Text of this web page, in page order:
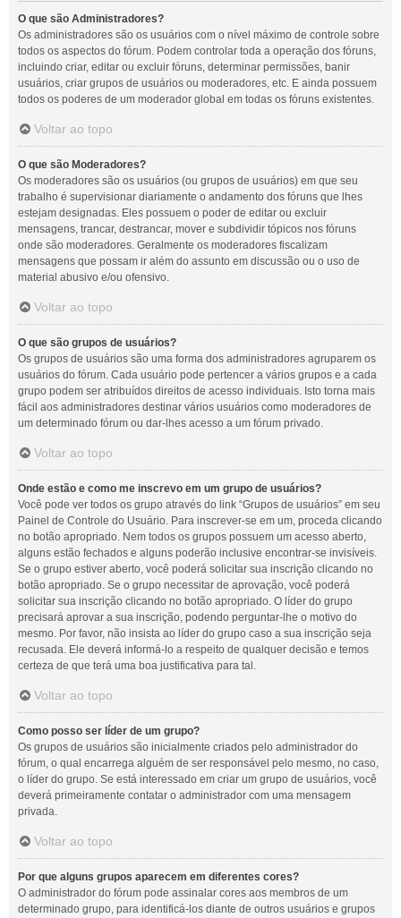
O que são Administradores?
Os administradores são os usuários com o nível máximo de controle sobre
todos os aspectos do fórum. Podem controlar toda a operação dos fóruns,
incluindo criar, editar ou excluir fóruns, determinar permissões, banir
usuários, criar grupos de usuários ou moderadores, etc. E ainda possuem
todos os poderes de um moderador global em todas os fóruns existentes.
Voltar ao topo
O que são Moderadores?
Os moderadores são os usuários (ou grupos de usuários) em que seu
trabalho é supervisionar diariamente o andamento dos fóruns que lhes
estejam designadas. Eles possuem o poder de editar ou excluir
mensagens, trancar, destrancar, mover e subdividir tópicos nos fóruns
onde são moderadores. Geralmente os moderadores fiscalizam
mensagens que possam ir além do assunto em discussão ou o uso de
material abusivo e/ou ofensivo.
Voltar ao topo
O que são grupos de usuários?
Os grupos de usuários são uma forma dos administradores agruparem os
usuários do fórum. Cada usuário pode pertencer a vários grupos e a cada
grupo podem ser atribuídos direitos de acesso individuais. Isto torna mais
fácil aos administradores destinar vários usuários como moderadores de
um determinado fórum ou dar-lhes acesso a um fórum privado.
Voltar ao topo
Onde estão e como me inscrevo em um grupo de usuários?
Você pode ver todos os grupo através do link “Grupos de usuários” em seu
Painel de Controle do Usuário. Para inscrever-se em um, proceda clicando
no botão apropriado. Nem todos os grupos possuem um acesso aberto,
alguns estão fechados e alguns poderão inclusive encontrar-se invisíveis.
Se o grupo estiver aberto, você poderá solicitar sua inscrição clicando no
botão apropriado. Se o grupo necessitar de aprovação, você poderá
solicitar sua inscrição clicando no botão apropriado. O líder do grupo
precisará aprovar a sua inscrição, podendo perguntar-lhe o motivo do
mesmo. Por favor, não insista ao líder do grupo caso a sua inscrição seja
recusada. Ele deverá informá-lo a respeito de qualquer decisão e temos
certeza de que terá uma boa justificativa para tal.
Voltar ao topo
Como posso ser líder de um grupo?
Os grupos de usuários são inicialmente criados pelo administrador do
fórum, o qual encarrega alguém de ser responsável pelo mesmo, no caso,
o líder do grupo. Se está interessado em criar um grupo de usuários, você
deverá primeiramente contatar o administrador com uma mensagem
privada.
Voltar ao topo
Por que alguns grupos aparecem em diferentes cores?
O administrador do fórum pode assinalar cores aos membros de um
determinado grupo, para identificá-los diante de outros usuários e grupos